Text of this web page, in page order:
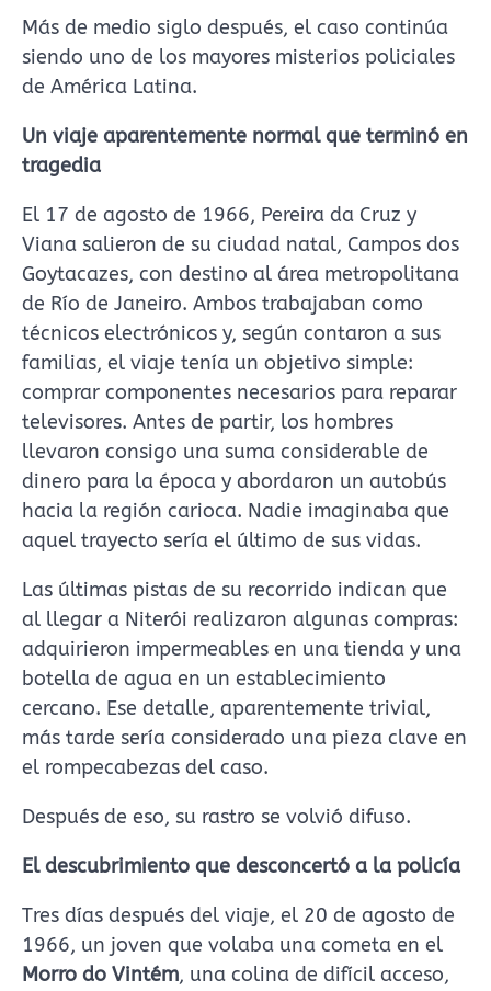
Más de medio siglo después, el caso continúa
siendo uno de los mayores misterios policiales
de América Latina.
Un viaje aparentemente normal que terminó en
tragedia
El 17 de agosto de 1966, Pereira da Cruz y
Viana salieron de su ciudad natal, Campos dos
Goytacazes, con destino al área metropolitana
de Río de Janeiro. Ambos trabajaban como
técnicos electrónicos y, según contaron a sus
familias, el viaje tenía un objetivo simple:
comprar componentes necesarios para reparar
televisores. Antes de partir, los hombres
llevaron consigo una suma considerable de
dinero para la época y abordaron un autobús
hacia la región carioca. Nadie imaginaba que
aquel trayecto sería el último de sus vidas.
Las últimas pistas de su recorrido indican que
al llegar a Niterói realizaron algunas compras:
adquirieron impermeables en una tienda y una
botella de agua en un establecimiento
cercano. Ese detalle, aparentemente trivial,
más tarde sería considerado una pieza clave en
el rompecabezas del caso.
Después de eso, su rastro se volvió difuso.
El descubrimiento que desconcertó a la policía
Tres días después del viaje, el 20 de agosto de
1966, un joven que volaba una cometa en el
Morro do Vintém, una colina de difícil acceso,